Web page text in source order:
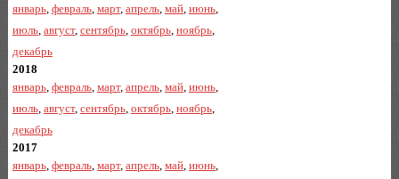
январь, февраль, март, апрель, май, июнь,
июль, август, сентябрь, октябрь, ноябрь,
декабрь
2018
январь, февраль, март, апрель, май, июнь,
июль, август, сентябрь, октябрь, ноябрь,
декабрь
2017
январь, февраль, март, апрель, май, июнь,